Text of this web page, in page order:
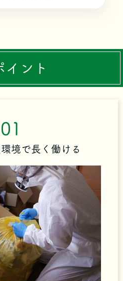
イント
01
境で長く働ける